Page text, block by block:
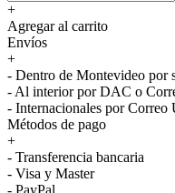
+
Agregar al carrito
Envíos
+
- Dentro de Montevideo por
- Al interior por DAC o
- Internacionales por Correo
Métodos de pago
+
- Transferencia bancaria
- Visa y Master
- PayPal